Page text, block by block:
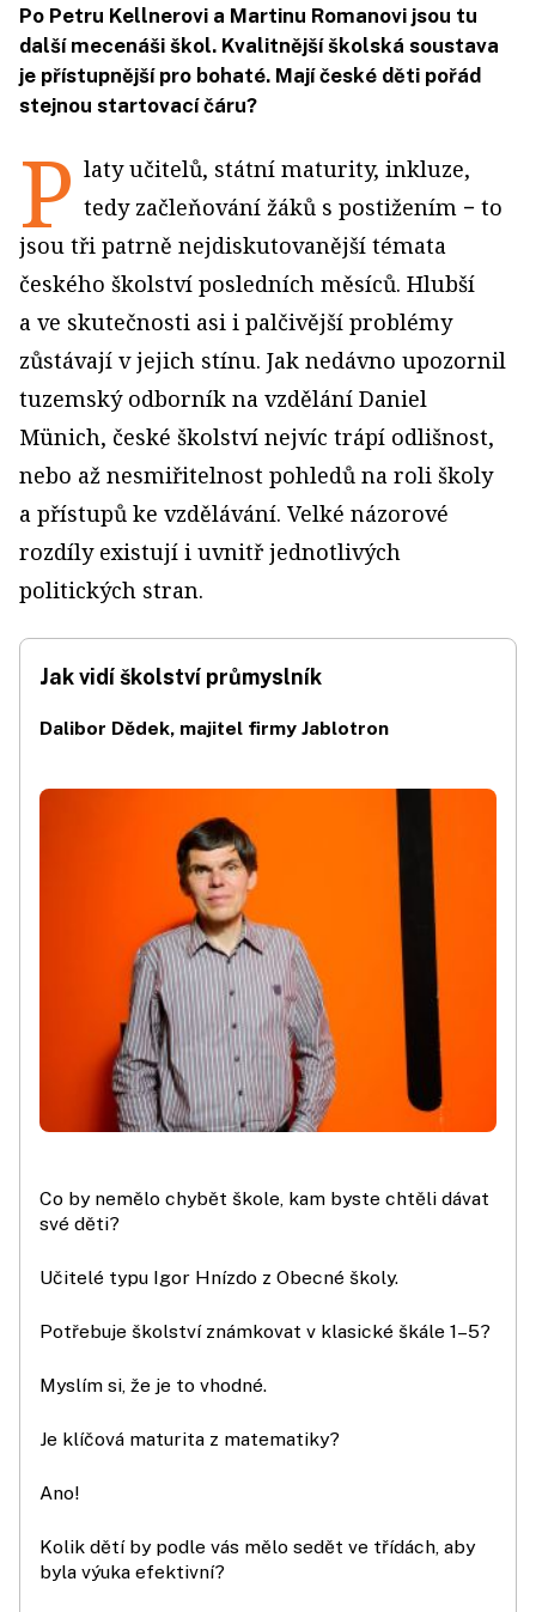
Po Petru Kellnerovi a Martinu Romanovi jsou tu
další mecenáši škol. Kvalitnější školská soustava
je přístupnější pro bohaté. Mají české děti pořád
stejnou startovací čáru?
P laty učitelů, státní maturity, inkluze,
tedy začleňování žáků s postižením − to
jsou tři patrně nejdiskutovanější témata
českého školství posledních měsíců. Hlubší
a ve skutečnosti asi i palčivější problémy
zůstávají v jejich stínu. Jak nedávno upozornil
tuzemský odborník na vzdělání Daniel
Münich, české školství nejvíc trápí odlišnost,
nebo až nesmiřitelnost pohledů na roli školy
a přístupů ke vzdělávání. Velké názorové
rozdíly existují i uvnitř jednotlivých
politických stran.
Jak vidí školství průmyslník
Dalibor Dědek, majitel firmy Jablotron
Co by nemělo chybět škole, kam byste chtěli dávat
své děti?
Učitelé typu Igor Hnízdo z Obecné školy.
Potřebuje školství známkovat v klasické škále 1–5?
Myslím si, že je to vhodné.
Je klíčová maturita z matematiky?
Ano!
Kolik dětí by podle vás mělo sedět ve třídách, aby
byla výuka efektivní?